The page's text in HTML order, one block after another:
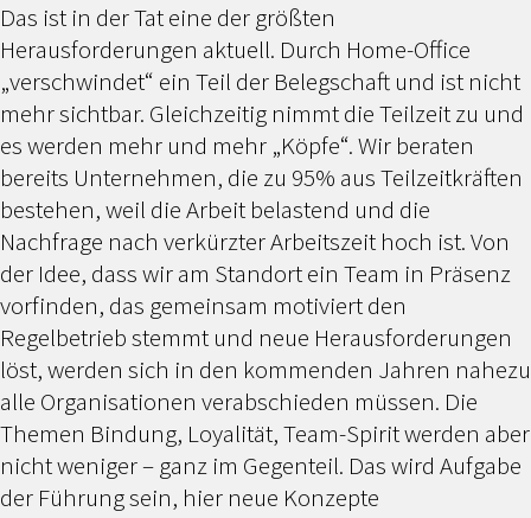
Das ist in der Tat eine der größten
Herausforderungen aktuell. Durch Home-Office
„verschwindet“ ein Teil der Belegschaft und ist nicht
mehr sichtbar. Gleichzeitig nimmt die Teilzeit zu und
es werden mehr und mehr „Köpfe“. Wir beraten
bereits Unternehmen, die zu 95% aus Teilzeitkräften
bestehen, weil die Arbeit belastend und die
Nachfrage nach verkürzter Arbeitszeit hoch ist. Von
der Idee, dass wir am Standort ein Team in Präsenz
vorfinden, das gemeinsam motiviert den
Regelbetrieb stemmt und neue Herausforderungen
löst, werden sich in den kommenden Jahren nahezu
alle Organisationen verabschieden müssen. Die
Themen Bindung, Loyalität, Team-Spirit werden aber
nicht weniger – ganz im Gegenteil. Das wird Aufgabe
der Führung sein, hier neue Konzepte